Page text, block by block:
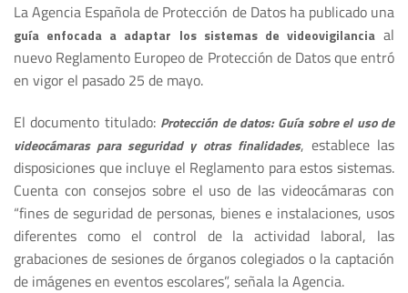
La Agencia Española de Protección de Datos ha publicado una
guía enfocada a adaptar los sistemas de videovigilanciaal
nuevo Reglamento Europeo de Protección de Datos que entró
en vigor el pasado 25 de mayo.
El documento titulado: Protección de datos: Guía sobre el uso de
videocámaras para seguridad y otras finalidades, establece las
disposiciones que incluye el Reglamento para estos sistemas.
Cuenta con consejos sobre el uso de las videocámaras con
“fines de seguridad de personas, bienes e instalaciones, usos
diferentes como el control de la actividad laboral, las
grabaciones de sesiones de órganos colegiados o la captación
de imágenes en eventos escolares”, señala la Agencia.